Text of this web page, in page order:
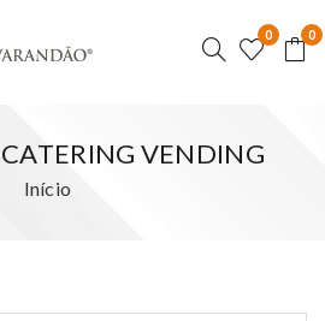
0 0
VENDING
Início